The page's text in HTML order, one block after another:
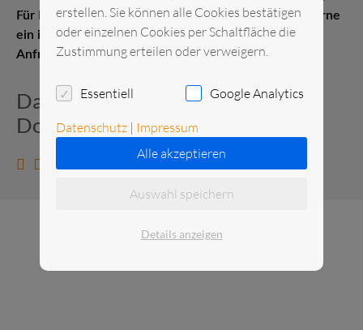
Für Kurz- oder Langzeitmieten erstellen wir Ihnen gerne
ein individuelles Angebot. Senden Sie uns gerne eine
Anfrage.
Datenblatt und zusätzliche
Dokumente
Datenblatt anzeigen
erstellen. Sie können alle Cookies bestätigen
oder einzelnen Cookies per Schaltfläche die
Zustimmung erteilen oder verweigern.
Essentiell Google Analytics
Datenschutz | Impressum
Alle akzeptieren
Auswahl speichern
Details anzeigen